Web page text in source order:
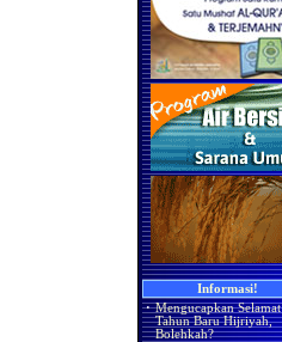
Informasi!
· Mengucapkan Selamat
Tahun Baru Hijriyah,
Bolehkah?